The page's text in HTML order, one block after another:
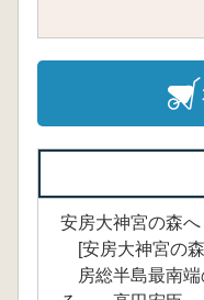
安房大神宮の森へ
[安房大神宮の
房総半島最南端